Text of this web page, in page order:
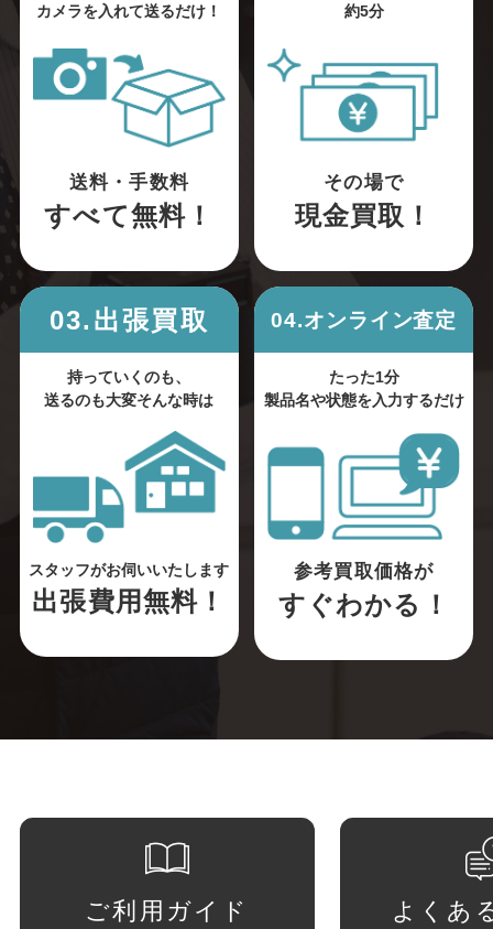
カメラを入れて送るだけ！
送料・手数料
すべて無料！
約5分
その場で
現金買取！
03.出張買取
持っていくのも、
送るのも大変そんな時は
スタッフがお伺いいたします
出張費用無料！
04.オンライン査定
たった1分
製品名や状態を入力するだけ
参考買取価格が
すぐわかる！
ご利用ガイド よくあ